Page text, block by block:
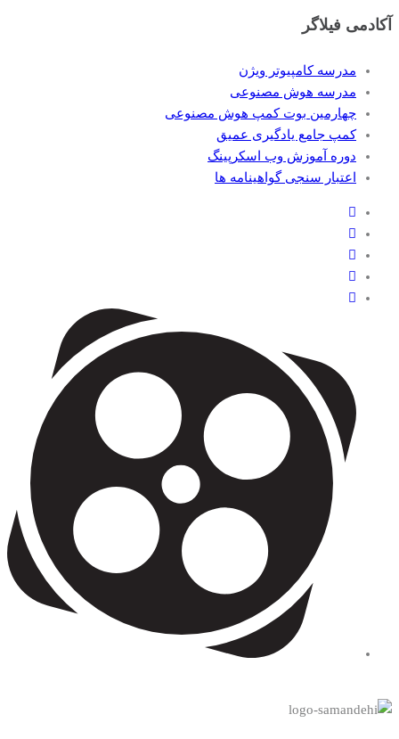
آکادمی فیلاگر
مدرسه کامپیوتر ویژن
مدرسه هوش مصنوعی
چهارمین بوت کمپ هوش مصنوعی
کمپ جامع یادگیری عمیق
دوره آموزش وب اسکرپینگ
اعتبار سنجی گواهینامه ها